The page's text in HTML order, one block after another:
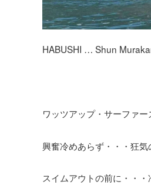
HABUSHI … Shun
ワッツアップ・サーファー
興奮冷めあらず・・・狂
スイムアウトの前に・・・